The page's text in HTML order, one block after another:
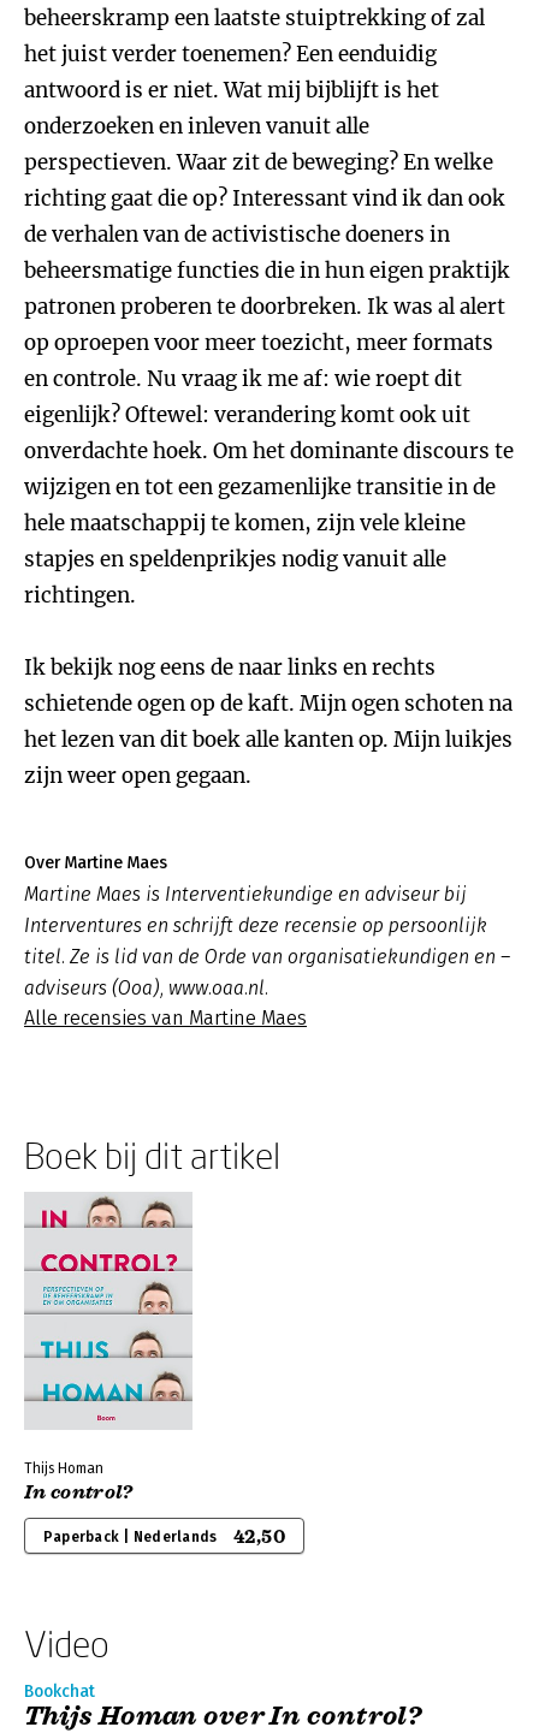
beheerskramp een laatste stuiptrekking of zal
het juist verder toenemen? Een eenduidig
antwoord is er niet. Wat mij bijblijft is het
onderzoeken en inleven vanuit alle
perspectieven. Waar zit de beweging? En welke
richting gaat die op? Interessant vind ik dan ook
de verhalen van de activistische doeners in
beheersmatige functies die in hun eigen praktijk
patronen proberen te doorbreken. Ik was al alert
op oproepen voor meer toezicht, meer formats
en controle. Nu vraag ik me af: wie roept dit
eigenlijk? Oftewel: verandering komt ook uit
onverdachte hoek. Om het dominante discours te
wijzigen en tot een gezamenlijke transitie in de
hele maatschappij te komen, zijn vele kleine
stapjes en speldenprikjes nodig vanuit alle
richtingen.
Ik bekijk nog eens de naar links en rechts
schietende ogen op de kaft. Mijn ogen schoten na
het lezen van dit boek alle kanten op. Mijn luikjes
zijn weer open gegaan.
Over Martine Maes
Martine Maes is Interventiekundige en adviseur bij
Interventures en schrijft deze recensie op persoonlijk
titel. Ze is lid van de Orde van organisatiekundigen en –
adviseurs (Ooa), www.oaa.nl.
Alle recensies van Martine Maes
Boek bij dit artikel
Thijs Homan
In control?
Paperback | Nederlands 42,50
Video
Bookchat
Thijs Homan over In control?